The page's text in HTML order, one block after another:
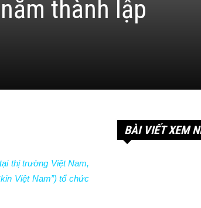
thành lập
thị trường Việt Nam,
Việt Nam”) tổ chức
BÀI VIẾT XEM